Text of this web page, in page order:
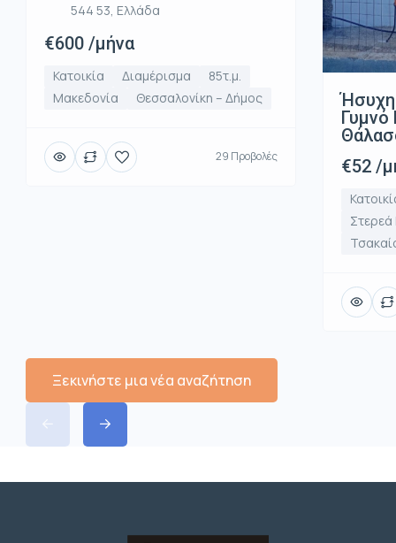
544 53, Ελλάδα
€600 /μήνα
Κατοικία Διαμέρισμα
85τ.μ.
Μακεδονία
Θεσσαλονίκη – Δήμος
29 Προβολές
Γυμνό
€52 /
Ξεκινήστε μια νέα αναζήτηση